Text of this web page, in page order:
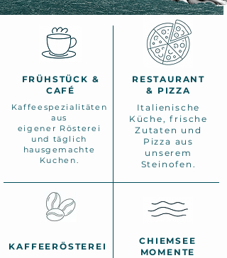
FRÜHSTÜCK &
CAFÉ
Kaffeespezialitäten
aus
eigener Rösterei
und täglich
hausgemachte
Kuchen.
RESTAURANT
& PIZZA
Italienische
Küche, frische
Zutaten und
Pizza aus
unserem
Steinofen.
KAFFEERÖSTEREI
CHIEMSEE
MOMENTE